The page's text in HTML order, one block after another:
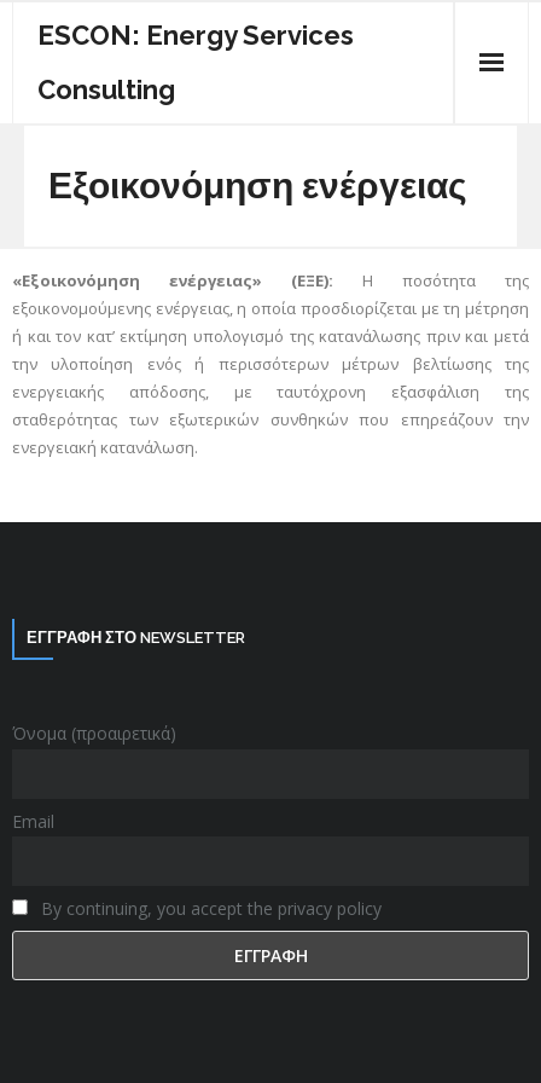
ESCON: Energy Services
Consulting
ΚΕΝΤΡΙΚΗ
ΥΠΗΡΕΣΙΕΣ
ΕΠΙΚΟΙΝΩΝΙΑ
Εξοικονόμηση ενέργειας
«Εξοικονόμηση ενέργειας» (ΕΞΕ): Η ποσότητα της
εξοικονομούμενης ενέργειας, η οποία προσδιορίζεται με τη μέτρηση
ή και τον κατ’ εκτίμηση υπολογισμό της κατανάλωσης πριν και μετά
την υλοποίηση ενός ή περισσότερων μέτρων βελτίωσης της
ενεργειακής απόδοσης, με ταυτόχρονη εξασφάλιση της
σταθερότητας των εξωτερικών συνθηκών που επηρεάζουν την
ενεργειακή κατανάλωση.
ΕΓΓΡΑΦΗ ΣΤΟ NEWSLETTER
Όνομα (προαιρετικά)
Email
By continuing, you accept the privacy policy